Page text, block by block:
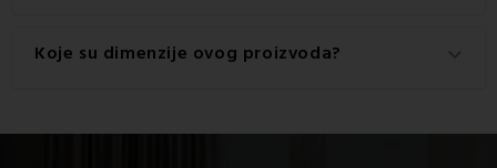
Ovaj proizvod je izrađen od visokokvalitetnog materijala:
100% pamuk.
Koje su dimenzije ovog proizvoda?